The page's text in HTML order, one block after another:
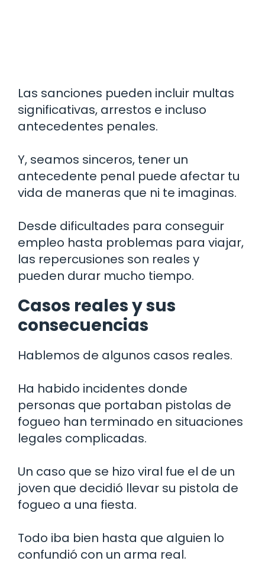
Las sanciones pueden incluir multas
significativas, arrestos e incluso
antecedentes penales.
Y, seamos sinceros, tener un
antecedente penal puede afectar tu
vida de maneras que ni te imaginas.
Desde dificultades para conseguir
empleo hasta problemas para viajar,
las repercusiones son reales y
pueden durar mucho tiempo.
Casos reales y sus
consecuencias
Hablemos de algunos casos reales.
Ha habido incidentes donde
personas que portaban pistolas de
fogueo han terminado en situaciones
legales complicadas.
Un caso que se hizo viral fue el de un
joven que decidió llevar su pistola de
fogueo a una fiesta.
Todo iba bien hasta que alguien lo
confundió con un arma real.